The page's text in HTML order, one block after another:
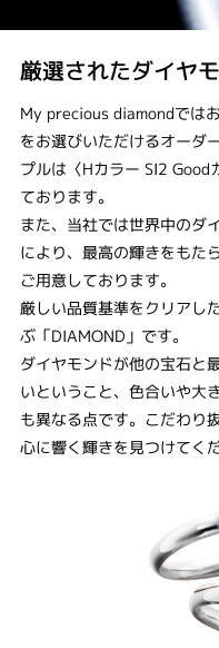
厳選されたダイヤ
My precious diamondでは
をお選びいただけるオーダ
プルは〈Hカラー SI2 Good
ております。
また、当社では世界中のダ
により、最高の輝きをもた
ご用意しております。
厳しい品質基準をクリアし
ぶ「DIAMOND」です。
ダイヤモンドが他の宝石と
いということ、色合いや大
も異なる点です。こだわり
心に響く輝きを見つけてくだ